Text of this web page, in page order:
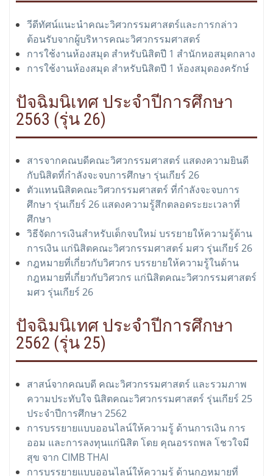
วีดีทัศน์แนะนำคณะวิศวกรรมศาสตร์และการกล่าว
ต้อนรับจากผู้บริหารคณะวิศวกรรมศาสตร์
การใช้งานห้องสมุด สำหรับนิสิตปี 1 สำนักหอสมุดกลาง
การใช้งานห้องสมุด สำหรับนิสิตปี 1 ห้องสมุดองครักษ์
ปัจฉิมนิเทศ ประจำปีการศึกษา
2563 (รุ่น 26)
สารจากคณบดีคณะวิศวกรรมศาสตร์ แสดงความยินดี
กับนิสิตที่กำลังจะจบการศึกษา รุ่นเกียร์ 26
ตัวแทนนิสิตคณะวิศวกรรมศาสตร์ ที่กำลังจะจบการ
ศึกษา รุ่นเกียร์ 26 แสดงความรู้สึกตลอดระยะเวลาที่
ศึกษา
วิธีจัดการเงินสำหรับเด็กจบใหม่ บรรยายให้ความรู้ด้าน
การเงิน แก่นิสิตคณะวิศวกรรมศาสตร์ มศว รุ่นเกียร์ 26
กฎหมายที่เกี่ยวกับวิศวกร บรรยายให้ความรู้ในด้าน
กฎหมายที่เกี่ยวกับวิศวกร แก่นิสิตคณะวิศวกรรมศาสตร์
มศว รุ่นเกียร์ 26
ปัจฉิมนิเทศ ประจำปีการศึกษา
2562 (รุ่น 25)
สาสน์จากคณบดี คณะวิศวกรรมศาสตร์ และรวมภาพ
ความประทับใจ นิสิตคณะวิศวกรรมศาสตร์ รุ่นเกียร์ 25
ประจำปีการศึกษา 2562
การบรรยายแบบออนไลน์ให้ความรู้ ด้านการเงิน การ
ออม และการลงทุนแก่นิสิต โดย คุณอรรถพล โชวใจมี
สุข จาก CIMB THAI
การบรรยายแบบออนไลน์ให้ความรู้ ด้านกฎหมายที่